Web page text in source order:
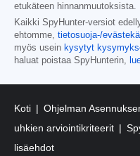
etukäteen hinnanmuutoksista.
Kaikki SpyHunter-versiot
ehtomme, tietosuoja-/
myös usein kysytyt
haluat poistaa SpyHunterin,
Koti Ohjelman
uhkien arviointikriteerit
lisäehdot